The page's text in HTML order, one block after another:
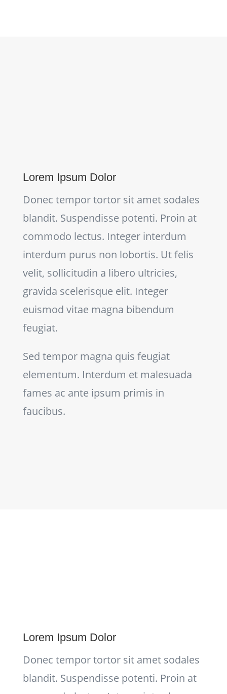
Lorem Ipsum Dolor
Donec tempor tortor sit amet sodales
blandit. Suspendisse potenti. Proin at
commodo lectus. Integer interdum
interdum purus non lobortis. Ut felis
velit, sollicitudin a libero ultricies,
gravida scelerisque elit. Integer
euismod vitae magna bibendum
feugiat.
Sed tempor magna quis feugiat
elementum. Interdum et malesuada
fames ac ante ipsum primis in
faucibus.
Lorem Ipsum Dolor
Donec tempor tortor sit amet sodales
blandit. Suspendisse potenti. Proin at